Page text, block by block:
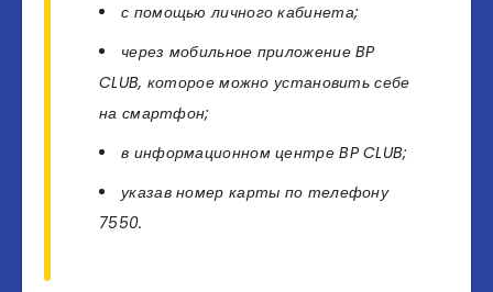
с помощью личного кабинета;
через мобильное приложение BP
CLUB, которое можно установить себе
на смартфон;
в информационном центре BP CLUB;
указав номер карты по телефону
7550.